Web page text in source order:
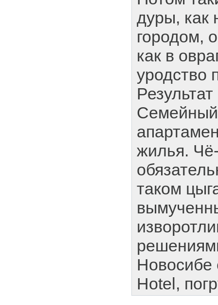
дуры, как
городом,
как в
уродство
Семейный
жилья.
таком
Новосибе
Hotel,